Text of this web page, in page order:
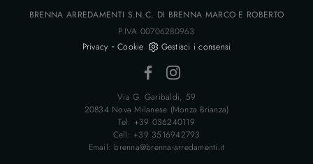
BRENNA ARREDAMENTI S.N.C. DI BRENNA MARCO E ROBERTO
P.IVA 00706280963
Privacy -Cookie Gestisci i consensi
Via G. Garibaldi, 59
20834 Nova Milanese (Monza Brianza)
Tel: +39 036240119
Cell: +39 3516942793
Email: brenna@brenna-arredamenti.it